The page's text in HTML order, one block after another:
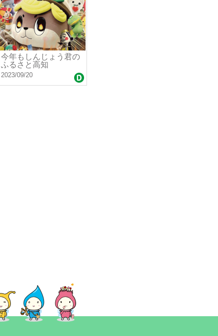
今年もしんじょう君の
ふるさと高知
2023/09/20